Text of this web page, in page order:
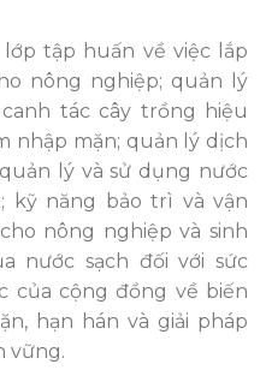
tập huấn về việc lắp
nông nghiệp; quản lý
tác cây trồng hiệu
nhập mặn; quản lý dịch
lý và sử dụng nước
kỹ năng bảo trì và vận
nông nghiệp và sinh
nước sạch đối với sức
của cộng đồng về biến
hạn hán và giải pháp
vững.